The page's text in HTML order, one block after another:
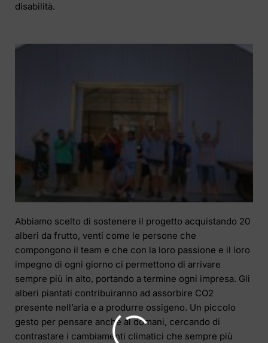
disabilità.
Abbiamo scelto di sostenere il progetto acquistando 20
alberi da frutto, venti come le persone che
compongono il team e che con la loro passione e il loro
impegno di ogni giorno ci permettono di arrivare
sempre più in alto, portando a termine ogni impresa. Gli
alberi piantati contribuiranno ad assorbire CO2
presente nell’aria e a produrre ossigeno. Un piccolo
gesto per pensare anche al domani, cercando di
contrastare i cambiamenti climatici che sempre più